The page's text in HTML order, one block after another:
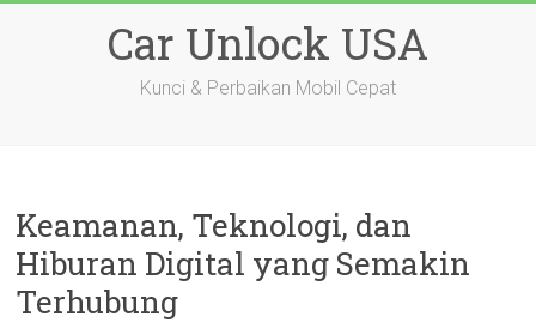
Car Unlock USA
Kunci & Perbaikan Mobil Cepat
Keamanan, Teknologi, dan
Hiburan Digital yang Semakin
Terhubung